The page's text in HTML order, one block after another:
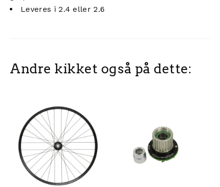
Leveres i 2.4 eller 2.6
Andre kikket også på dette: